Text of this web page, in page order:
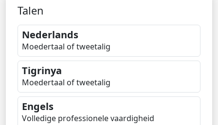
Talen
Nederlands
Moedertaal of tweetalig
Tigrinya
Moedertaal of tweetalig
Engels
Volledige professionele vaardigheid